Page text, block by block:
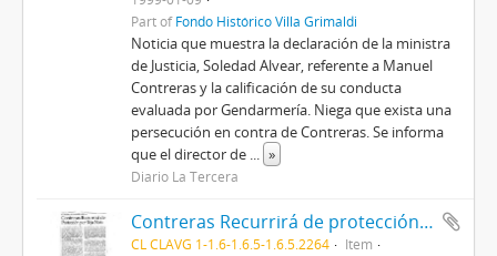
Part ofFondo Histórico Villa Grimaldi
Noticia que muestra la declaración de la ministra
de Justicia, Soledad Alvear, referente a Manuel
Contreras y la calificación de su conducta
evaluada por Gendarmería. Niega que exista una
persecución en contra de Contreras. Se informa
que el director de ... »
Diario La Tercera
Contreras Recurrirá de protección por Baja Nota
CL CLAVG 1-1.6-1.6.5-1.6.5.2264
Item